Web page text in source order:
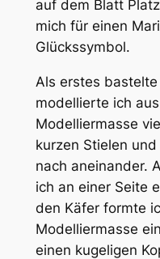
auf dem Blatt
mich für einen
Glückssymbol.
Als erstes
modellierte ich
Modelliermasse
kurzen Stielen
nach aneinander.
ich an einer Seite
den Käfer formte
Modelliermasse
einen kugeligen